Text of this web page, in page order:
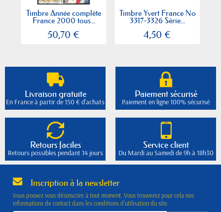
Timbre Année complète
France 2000 tous...
50,70 €
Timbre Yvert France No
3317-3326 Série...
4,50 €
Livraison gratuite
En France à partir de 150 € d'achats
Paiement sécurisé
Paiement en ligne 100% sécurisé
Retours faciles
Retours possibles pendant 14 jours
Service client
Du Mardi au Samedi de 9h à 18h30
Inscription à la newsletter
Vous pouvez vous désinscrire à tout moment. Vous trouverez pour cela nos
informations de contact dans les conditions d'utilisation du site.